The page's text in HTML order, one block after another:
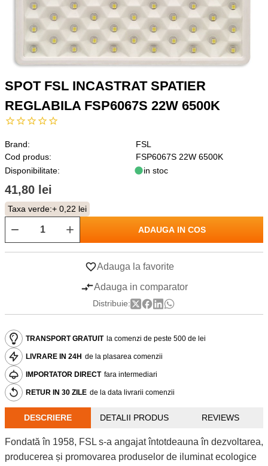
SPOT FSL INCASTRAT SPATIER
REGLABILA FSP6067S 22W 6500K
Brand:
FSL
Cod produs:
FSP6067S 22W 6500K
Disponibilitate:
in stoc
41,80 lei
Taxa verde:+ 0,22 lei
ADAUGA IN COS
Adauga la favorite
Adauga in comparator
Distribuie:
TRANSPORT GRATUIT la comenzi de peste 500 de lei
LIVRARE IN 24H de la plasarea comenzii
IMPORTATOR DIRECT fara intermediari
RETUR IN 30 ZILE de la data livrarii comenzii
DESCRIERE DETALII PRODUS REVIEWS
Fondată în 1958, FSL s-a angajat întotdeauna în dezvoltarea,
producerea și promovarea produselor de iluminat ecologice